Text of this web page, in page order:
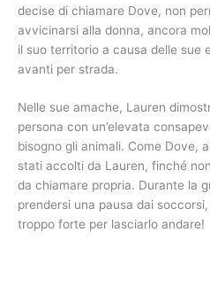
decise di chiamare Dove, non
avvicinarsi alla donna, ancora
il suo territorio a causa delle sue
avanti per strada.
Nelle sue amache, Lauren
persona con un’elevata
bisogno gli animali. Come Dove,
stati accolti da Lauren, finché
da chiamare propria. Durante la
prendersi una pausa dai
troppo forte per lasciarlo andare!